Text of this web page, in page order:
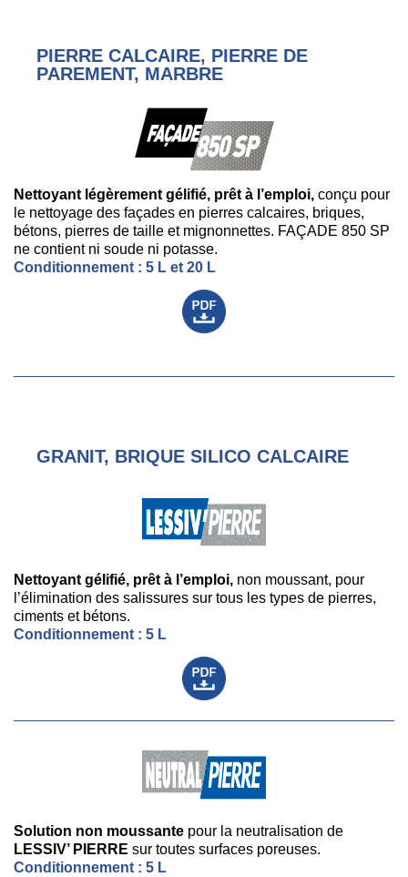
PIERRE CALCAIRE, PIERRE DE
PAREMENT, MARBRE
Nettoyant légèrement gélifié, prêt à l’emploi, conçu pour
le nettoyage des façades en pierres calcaires, briques,
bétons, pierres de taille et mignonnettes. FAÇADE 850 SP
ne contient ni soude ni potasse.
Conditionnement : 5 L et 20 L
GRANIT, BRIQUE SILICO CALCAIRE
Nettoyant gélifié, prêt à l’emploi, non moussant, pour
l’élimination des salissures sur tous les types de pierres,
ciments et bétons.
Conditionnement : 5 L
Solution non moussante pour la neutralisation de
LESSIV’ PIERRE sur toutes surfaces poreuses.
Conditionnement : 5 L